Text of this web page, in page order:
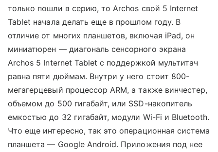
только пошли в серию, то Archos свой 5 Internet
Tablet начала делать еще в прошлом году. В
отличие от многих планшетов, включая iPad, он
миниатюрен — диагональ сенсорного экрана
Archos 5 Internet Tablet с поддержкой мультитач
равна пяти дюймам. Внутри у него стоит 800-
мегагерцевый процессор ARM, а также винчестер,
объемом до 500 гигабайт, или SSD-накопитель
емкостью до 32 гигабайт, модули Wi-Fi и Bluetooth.
Что еще интересно, так это операционная система
планшета — Google Android. Приложения под нее